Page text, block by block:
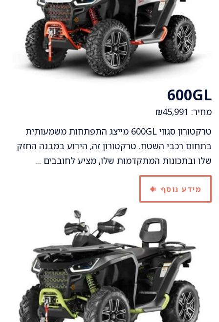
600GL
מחיר: ₪45,991
טרקטורון סגווי 600GL מייצג התפתחות משמעותית
בתחום רכבי השטח. טרקטורון זה, הידוע במבנה החזק
שלו ובתכונות המתקדמות שלו, מציע לחובבים ...
מידע נוסף